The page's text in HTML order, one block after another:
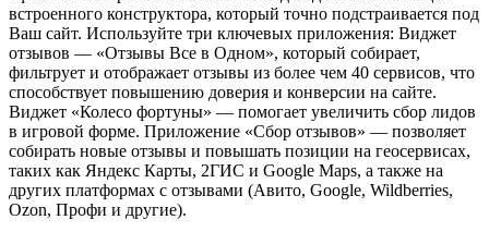
встроенного конструктора, который точно подстраивается под
Ваш сайт. Используйте три ключевых приложения: Виджет
отзывов — «Отзывы Все в Одном», который собирает,
фильтрует и отображает отзывы из более чем 40 сервисов, что
способствует повышению доверия и конверсии на сайте.
Виджет «Колесо фортуны» — помогает увеличить сбор лидов
в игровой форме. Приложение «Сбор отзывов» — позволяет
собирать новые отзывы и повышать позиции на геосервисах,
таких как Яндекс Карты, 2ГИС и Google Maps, а также на
других платформах с отзывами (Авито, Google, Wildberries,
Ozon, Профи и другие).